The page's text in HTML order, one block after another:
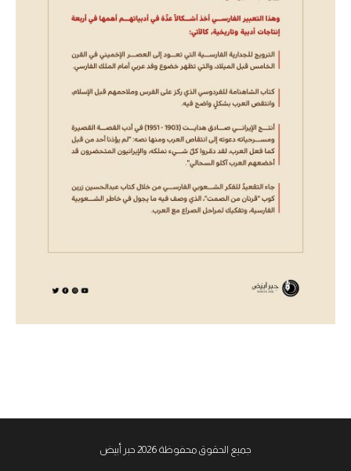
جميع الحقوق محفوظة 2026 حبر أبيض